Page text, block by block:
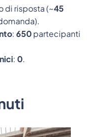
di risposta (~45
: 650partecipanti
: 0.